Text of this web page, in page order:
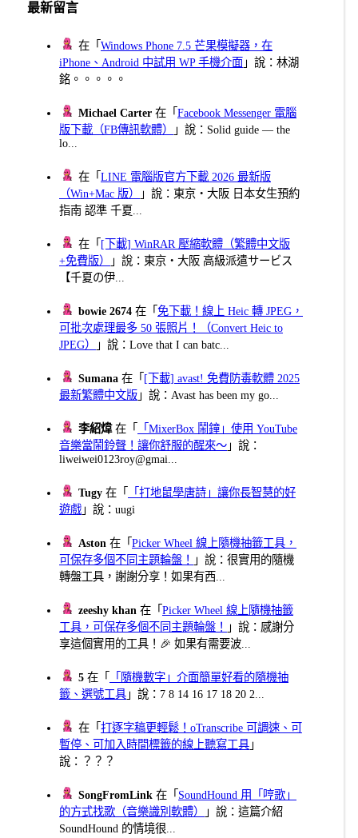
最新留言
在「Windows Phone 7.5 芒果模擬器，在
iPhone、Android 中試用 WP 手機介面 」說：林湖
銘。。。。。
Michael Carter 在「Facebook Messenger 電腦
版下載（FB傳訊軟體）
」說：Solid guide — the
lo...
在「LINE 電腦版官方下載 2026 最新版
（Win+Mac 版）
」說：東京・大阪 日本女生預約
指南 認準 千夏...
在「 [下載] WinRAR 壓縮軟體（繁體中文版
+免費版）
」說：東京・大阪 高級派遣サービス
【千夏の伊...
bowie 2674 在「免下載！線上 Heic 轉 JPEG，
可批次處理最多 50 張照片！（Convert Heic to
JPEG）
」說：Love that I can batc...
Sumana 在「 [下載] avast! 免費防毒軟體 2025
最新繁體中文版 」說：Avast has been my go...
李紹煒在「
「MixerBox 鬧鐘」使用 YouTube
音樂當鬧鈴聲！讓你舒服的醒來～ 」說：
liweiwei0123roy@gmai...
Tugy 在「
「打地鼠學唐詩」讓你長智慧的好
遊戲 」說：uugi
Aston 在「Picker Wheel 線上隨機抽籤工具，
可保存多個不同主題輪盤！
」說：很實用的隨機
轉盤工具，謝謝分享！如果有西...
zeeshy khan 在「Picker Wheel 線上隨機抽籤
工具，可保存多個不同主題輪盤！
」說：感謝分
享這個實用的工具！🎉 如果有需要波...
5 在「
「隨機數字」介面簡單好看的隨機抽
籤、選號工具 」說：7 8 14 16 17 18 20 2...
在「打逐字稿更輕鬆！oTranscribe 可調速、可
暫停、可加入時間標籤的線上聽寫工具 」
說：？？？
SongFromLink 在「 SoundHound 用「哼歌」
的方式找歌（音樂識別軟體）
」說：這篇介紹
SoundHound 的情境很...